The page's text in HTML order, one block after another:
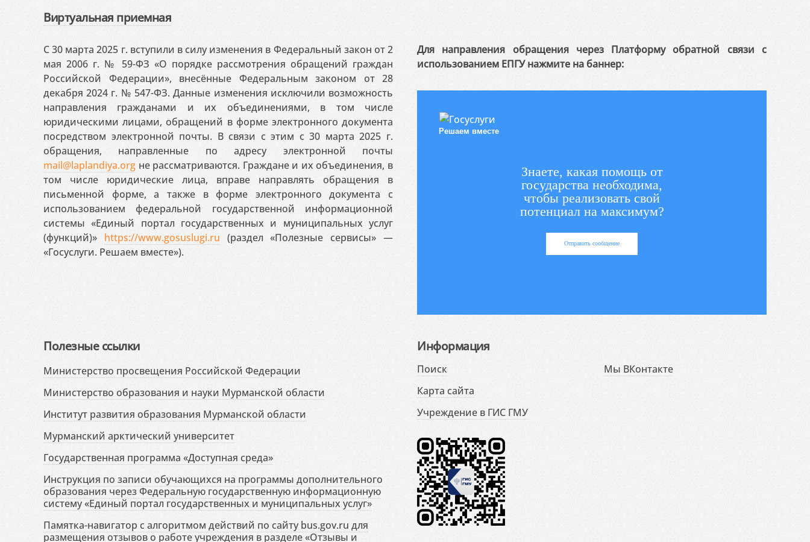
Виртуальная приемная
С 30 марта 2025 г. вступили в силу изменения в Федеральный закон от 2
мая 2006 г. № 59-ФЗ «О порядке рассмотрения обращений граждан
Российской Федерации», внесённые Федеральным законом от 28
декабря 2024 г. № 547-ФЗ. Данные изменения исключили возможность
направления гражданами и их объединениями, в том числе
юридическими лицами, обращений в форме электронного документа
посредством электронной почты. В связи с этим с 30 марта 2025 г.
обращения, направленные по адресу электронной почты
mail@laplandiya.org не рассматриваются. Граждане и их объединения, в
том числе юридические лица, вправе направлять обращения в
письменной форме, а также в форме электронного документа с
использованием федеральной государственной информационной
системы «Единый портал государственных и муниципальных услуг
(функций)» https://www.gosuslugi.ru (раздел «Полезные сервисы» —
«Госуслуги. Решаем вместе»).
Для направления обращения через Платформу обратной связи с
использованием ЕПГУ нажмите на баннер:
Решаем вместе
Знаете, какая помощь от
государства необходима,
чтобы реализовать свой
потенциал на максимум?
Отправить сообщение
Полезные ссылки
Министерство просвещения Российской Федерации
Министерство образования и науки Мурманской области
Институт развития образования Мурманской области
Мурманский арктический университет
Государственная программа «Доступная среда»
Инструкция по записи обучающихся на программы дополнительного
образования через Федеральную государственную информационную
систему «Единый портал государственных и муниципальных услуг»
Памятка-навигатор с алгоритмом действий по сайту bus.gov.ru для
размещения отзывов о работе учреждения в разделе «Отзывы и
Информация
Поиск
Карта сайта
Учреждение в ГИС ГМУ
Мы ВКонтакте